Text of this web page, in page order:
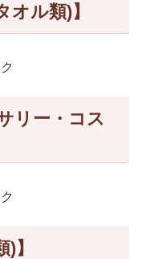
オル類)】
リー・コス
】